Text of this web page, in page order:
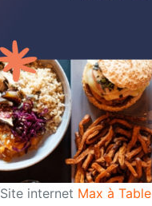
Site internet Max à Table